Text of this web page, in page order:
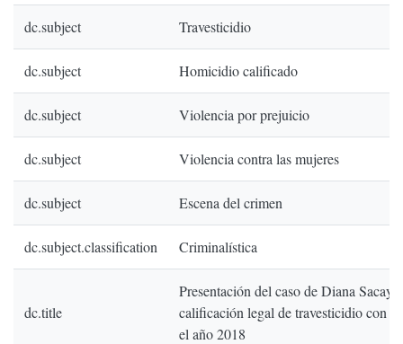
dc.subject Travesticidio
dc.subject Homicidio calificado
dc.subject Violencia por prejuicio
dc.subject Violencia contra las mujeres
dc.subject Escena del crimen
dc.subject.classification Criminalística
dc.title
Presentación del caso de Diana
calificación legal de travesticidio con
el año 2018